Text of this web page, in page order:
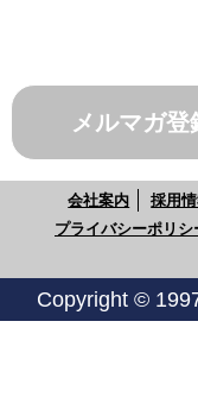
メルマガ登
会社案内 採用
プライバシーポリシ
Copyright ©